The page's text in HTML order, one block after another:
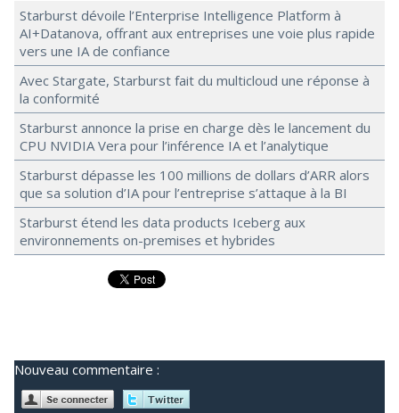
Starburst dévoile l’Enterprise Intelligence Platform à
AI+Datanova, offrant aux entreprises une voie plus rapide
vers une IA de confiance
Avec Stargate, Starburst fait du multicloud une réponse à
la conformité
Starburst annonce la prise en charge dès le lancement du
CPU NVIDIA Vera pour l’inférence IA et l’analytique
Starburst dépasse les 100 millions de dollars d’ARR alors
que sa solution d’IA pour l’entreprise s’attaque à la BI
Starburst étend les data products Iceberg aux
environnements on-premises et hybrides
Nouveau commentaire :